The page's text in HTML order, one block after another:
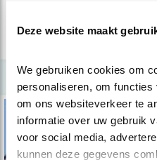
Deze website maakt
We gebruiken cookies om
personaliseren, om
om ons websiteverkeer te
informatie over uw gebruik
voor social media,
kunnen deze gegevens
lees meer